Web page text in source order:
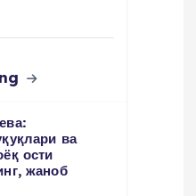
ва
ости
жаноб